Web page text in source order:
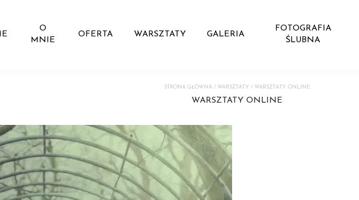
O
MNIE
OFERTA WARSZTATY GALERIA
FOTOGRAFIA
ŚLUBNA
STRONA GŁÓWNA/ WARSZTATY / WARSZTATY ONLINE
WARSZTATY ONLINE